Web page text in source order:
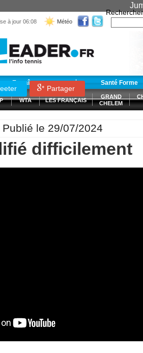
à jour 06:08 Météo
Rechercher
Entraînement Santé Forme
WTA LES FRANÇAIS
GRAND
CHELEM
Partager
le 29/07/2024
difficilement